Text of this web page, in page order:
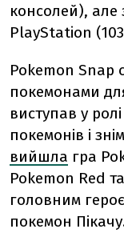
консолей), але
PlayStation
Pokemon Snap
покемонами
виступав у
покемонів і
вийшла гра
Pokemon Red
головним
покемон